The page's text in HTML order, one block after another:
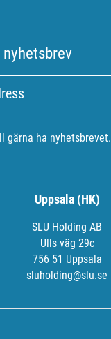
nyhetsbrev
gärna ha nyhetsbrevet.
Uppsala (HK)
SLU Holding AB
Ulls väg 29c
756 51 Uppsala
sluholding@slu.se